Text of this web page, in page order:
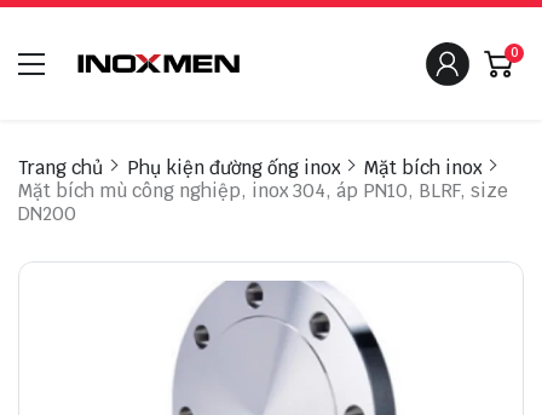
0
Trang chủ Phụ kiện đường ống inox
Mặt bích inox
Mặt bích mù công nghiệp, inox 304, áp PN10, BLRF, size
DN200